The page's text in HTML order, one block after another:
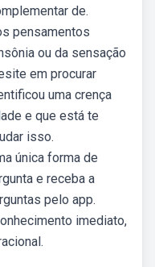
de.
pensamentos
ou da sensação
em procurar
uma crença
e que está te
isso.
única forma de
e receba a
pelo app.
imediato,